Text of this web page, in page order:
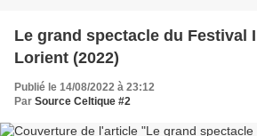
Le grand spectacle du Festival
Lorient (2022)
Publié le 14/08/2022 à 23:12
Par Source Celtique #2